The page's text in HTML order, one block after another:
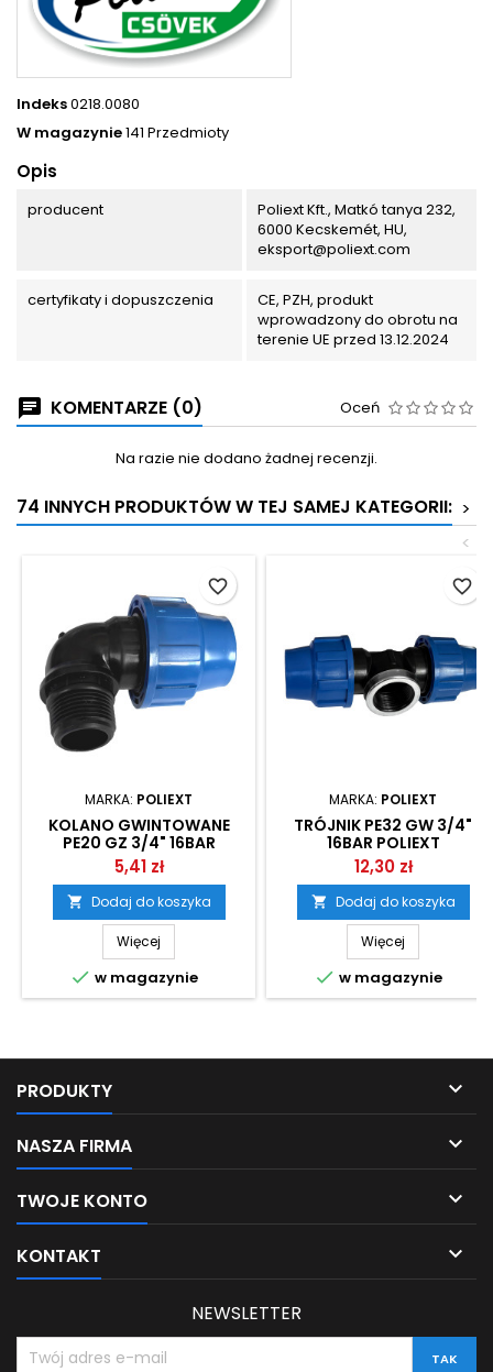
Indeks0218.0080
W magazynie141 Przedmioty
Opis
producent
Poliext Kft., Matkó tanya 232,
6000 Kecskemét, HU,
eksport@poliext.com
certyfikaty i dopuszczenia
CE, PZH, produkt
wprowadzony do obrotu na
terenie UE przed 13.12.2024
KOMENTARZE (0) Oceń
Na razie nie dodano żadnej recenzji.
74 INNYCH PRODUKTÓW W TEJ SAMEJ KATEGORII: >
<
MARKA: POLIEXT
KOLANO GWINTOWANE
PE20 GZ 3/4" 16BAR
POLIEXT
5,41 zł
 Dodaj do koszyka
Więcej
 w magazynie
favorite_border
MARKA: POLIEXT
TRÓJNIK PE32 GW 3/4"
16BAR POLIEXT
12,30 zł
 Dodaj do koszyka
Więcej
 w magazynie
favorite_border
PRODUKTY 
NASZA FIRMA 
TWOJE KONTO 
KONTAKT 
NEWSLETTER